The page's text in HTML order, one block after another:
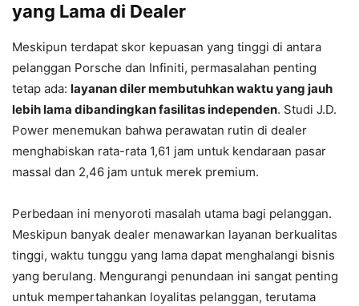
yang Lama di Dealer
Meskipun terdapat skor kepuasan yang tinggi di antara
pelanggan Porsche dan Infiniti, permasalahan penting
tetap ada: layanan diler membutuhkan waktu yang jauh
lebih lama dibandingkan fasilitas independen. Studi J.D.
Power menemukan bahwa perawatan rutin di dealer
menghabiskan rata-rata 1,61 jam untuk kendaraan pasar
massal dan 2,46 jam untuk merek premium.
Perbedaan ini menyoroti masalah utama bagi pelanggan.
Meskipun banyak dealer menawarkan layanan berkualitas
tinggi, waktu tunggu yang lama dapat menghalangi bisnis
yang berulang. Mengurangi penundaan ini sangat penting
untuk mempertahankan loyalitas pelanggan, terutama